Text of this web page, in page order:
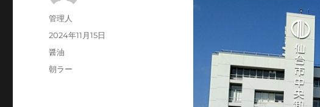
投
管理人
投
稿
2024年11月15日
カ
テ
醤油
タ
朝ラー